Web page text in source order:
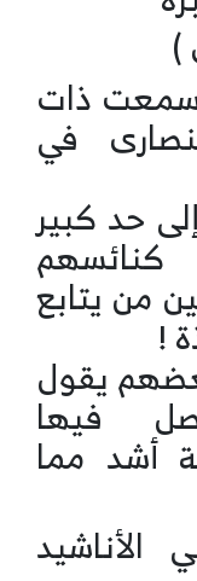
)
سمعت ذات
في
حد كبير
كنائسهم
من يتابع
!
يقول
فيها
أشد مما